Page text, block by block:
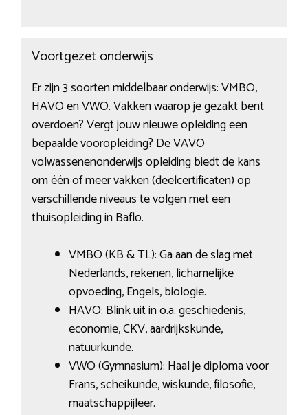
Voortgezet onderwijs
Er zijn 3 soorten middelbaar onderwijs: VMBO,
HAVO en VWO. Vakken waarop je gezakt bent
overdoen? Vergt jouw nieuwe opleiding een
bepaalde vooropleiding? De VAVO
volwassenenonderwijs opleiding biedt de kans
om één of meer vakken (deelcertificaten) op
verschillende niveaus te volgen met een
thuisopleiding in Baflo.
VMBO (KB & TL): Ga aan de slag met
Nederlands, rekenen, lichamelijke
opvoeding, Engels, biologie.
HAVO: Blink uit in o.a. geschiedenis,
economie, CKV, aardrijkskunde,
natuurkunde.
VWO (Gymnasium): Haal je diploma voor
Frans, scheikunde, wiskunde, filosofie,
maatschappijleer.